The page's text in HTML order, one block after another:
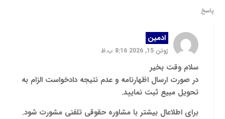
پاسخ
ادمین
ژوئن 15, 2026 8:16 ب.ظ
سلام وقت بخیر
در صورت ارسال اظهارنامه و عدم نتیجه دادخواست الزام به
تحویل مبیع ثبت نمایید.
برای اطلاعال بیشتر بامشاوره حقوقی تلفنی مشورت شود.